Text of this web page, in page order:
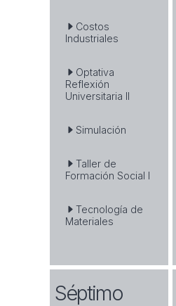
Costos
Industriales
Optativa
Reflexión
Universitaria II
Simulación
Taller de
Formación Social I
Tecnología de
Materiales
Séptimo